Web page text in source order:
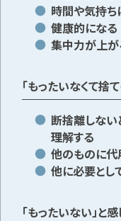
時間や気持
健康的になる
集中力が上が
「もったいなくて捨
断捨離しない
理解する
他のものに代
他に必要とし
「もったいない」と